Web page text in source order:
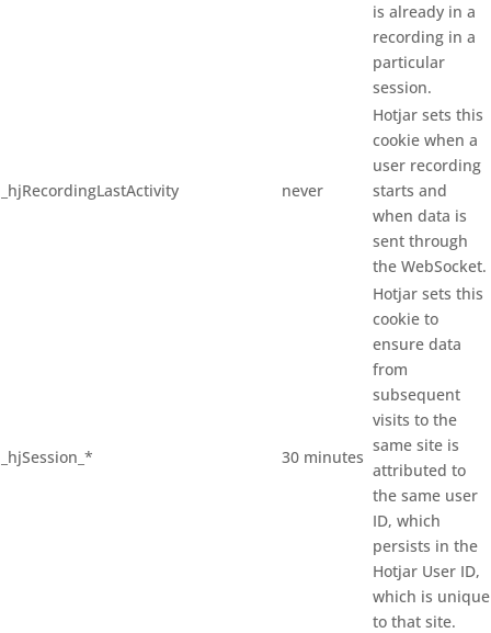
is already in a
recording in a
particular
session.
_hjRecordingLastActivity never
Hotjar sets this
cookie when a
user recording
starts and
when data is
sent through
the WebSocket.
_hjSession_* 30 minutes
Hotjar sets this
cookie to
ensure data
from
subsequent
visits to the
same site is
attributed to
the same user
ID, which
persists in the
Hotjar User ID,
which is unique
to that site.